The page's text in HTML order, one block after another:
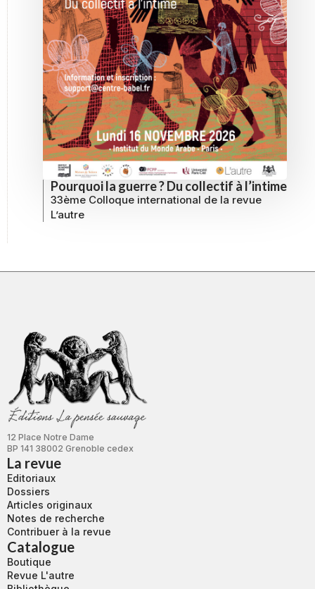
Pourquoi la guerre ? Du collectif à l’intime
33ème Colloque international de la revue
L’autre
12 Place Notre Dame
BP 141 38002 Grenoble cedex
La revue
Editoriaux
Dossiers
Articles originaux
Notes de recherche
Contribuer à la revue
Catalogue
Boutique
Revue L'autre